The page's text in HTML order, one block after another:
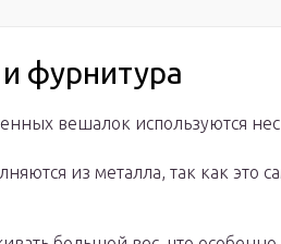
фурнитура
вешалок используются
из металла, так как